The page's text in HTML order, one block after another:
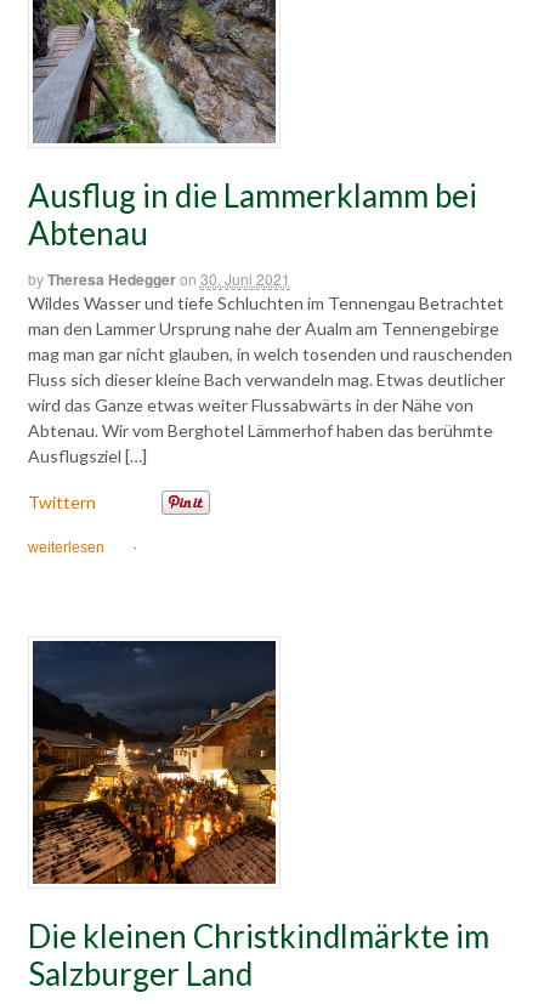
Ausflug in die Lammerklamm bei
Abtenau
byTheresa Hedeggeron 30. Juni 2021
Wildes Wasser und tiefe Schluchten im Tennengau Betrachtet
man den Lammer Ursprung nahe der Aualm am Tennengebirge
mag man gar nicht glauben, in welch tosenden und rauschenden
Fluss sich dieser kleine Bach verwandeln mag. Etwas deutlicher
wird das Ganze etwas weiter Flussabwärts in der Nähe von
Abtenau. Wir vom Berghotel Lämmerhof haben das berühmte
Ausflugsziel […]
Twittern
weiterlesen ·
Die kleinen Christkindlmärkte im
Salzburger Land